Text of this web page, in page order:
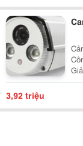
3.6Mm Hồng Ngoại:
3,92 triệu